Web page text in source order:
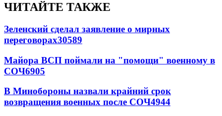
ЧИТАЙТЕ ТАКЖЕ
Зеленский сделал заявление о мирных
переговорах30589
Майора ВСП поймали на "помощи" военному в
СОЧ6905
В Минобороны назвали крайний срок
возвращения военных после СОЧ4944